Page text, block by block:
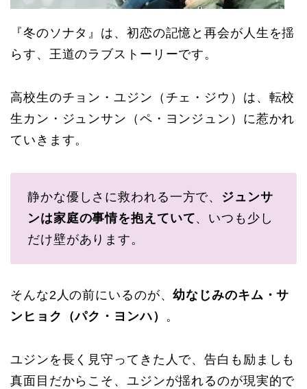
『冬のソナタ』は、初恋の記憶と再会が人生を揺
らす、王道のラブストーリーです。
高校生のチョン・ユジン（チェ・ジウ）は、転校
生カン・ジュンサン（ペ・ヨンジュン）に惹かれ
ていきます。
静かな優しさに救われる一方で、 ジュンサ
ンは家庭の事情を抱えていて、いつも少し
だけ壁があります。
そんな2人の前にいるのが、幼なじみのキム・サ
ンヒョク（パク・ヨンハ）
。
ユジンを長く見守ってきた人で、告白も励ましも
真面目だからこそ、ユジンが揺れるのが現実的で